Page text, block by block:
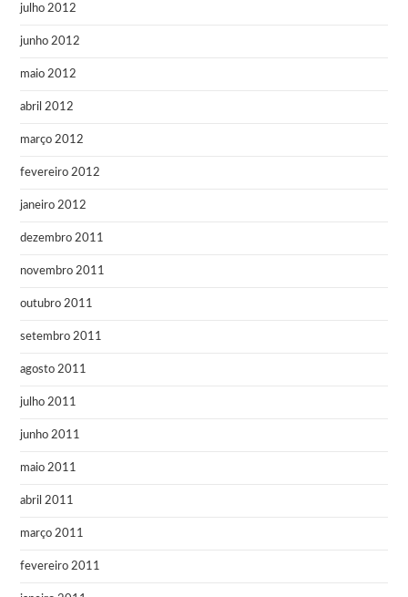
julho 2012
junho 2012
maio 2012
abril 2012
março 2012
fevereiro 2012
janeiro 2012
dezembro 2011
novembro 2011
outubro 2011
setembro 2011
agosto 2011
julho 2011
junho 2011
maio 2011
abril 2011
março 2011
fevereiro 2011